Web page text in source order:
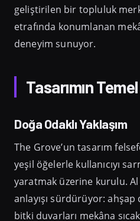
geliştirilen bir topluluk
etrafında konumlanan
deneyim sunuyor.
Tasarımın
Doğa Odaklı Yaklaşım
The Grove’un tasarım
yeşil öğelerle kullanıcıyı
yaratmak üzerine kurulu. Al
anlayışı sürdürüyor:
bitki duvarları mekâna